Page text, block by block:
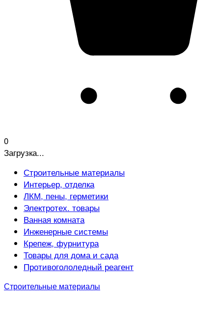
0
Загрузка...
Строительные материалы
Интерьер, отделка
ЛКМ, пены, герметики
Электротех. товары
Ванная комната
Инженерные системы
Крепеж, фурнитура
Товары для дома и сада
Противогололедный реагент
Строительные материалы